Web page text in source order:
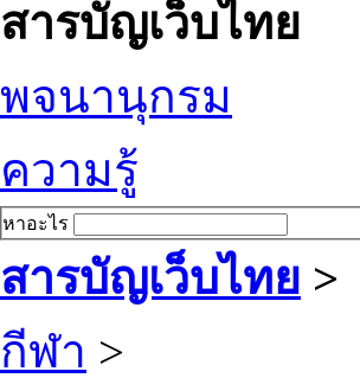
สารบัญเว็บไทย
พจนานุกรม
ความรู้
หาอะไร
สารบัญเว็บไทย >
กีฬา >